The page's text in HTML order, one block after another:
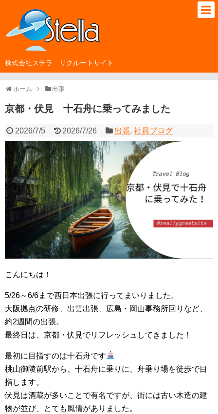
株式会社ステラ リクルートサイト
ホーム 出張
京都・伏見 十石舟に乗ってみました
2026/7/5 2026/7/26 出張,社員ブログ
こんにちは！
5/26～6/6まで西日本出張に行ってまいりました。
大阪拠点の研修、出雲出張、広島・岡山事務所回りなど、
約2週間の出張。
最終日は、京都・伏見でリフレッシュしてきました！
最初に目指すのは十石舟です
桃山御陵前駅から、十石舟に乗りに、舟乗り場を徒歩で目
指します。
伏見は酒蔵が多いことで有名ですが、街には古い木造の建
物が並び、とても風情がありました。